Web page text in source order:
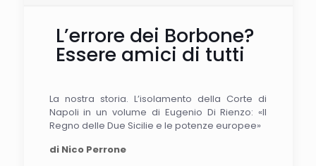
L’errore dei Borbone?
Essere amici di tutti
La nostra storia. L’isolamento della Corte di
Napoli in un volume di Eugenio Di Rienzo: «Il
Regno delle Due Sicilie e le potenze europee»
di Nico Perrone